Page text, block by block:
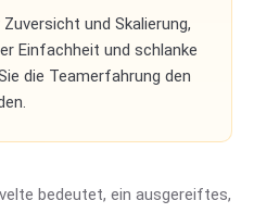
und Skalierung,
Einfachheit und schlanke
die Teamerfahrung den
bedeutet, ein ausgereiftes,